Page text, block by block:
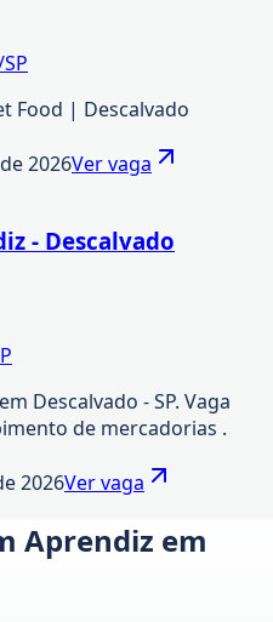
Food | Descalvado
2026Ver vaga
- Descalvado
Descalvado - SP. Vaga
de mercadorias .
2026Ver vaga
Aprendiz em